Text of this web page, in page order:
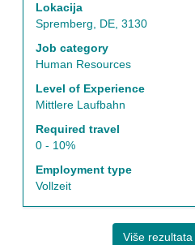
Lokacija
Spremberg, DE, 3130
Job category
Human Resources
Level of Experience
Mittlere Laufbahn
Required travel
0 - 10%
Employment type
Vollzeit
sadržaj
informacija
o
poslu.
Više